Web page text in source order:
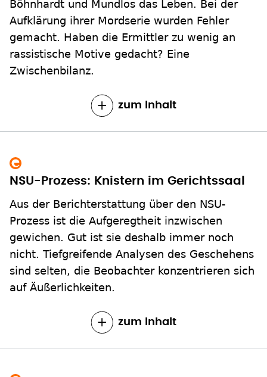
Böhnhardt und Mundlos das Leben. Bei der
Aufklärung ihrer Mordserie wurden Fehler
gemacht. Haben die Ermittler zu wenig an
rassistische Motive gedacht? Eine
Zwischenbilanz.
zum Inhalt
NSU-Prozess: Knistern im Gerichtssaal
Aus der Berichterstattung über den NSU-
Prozess ist die Aufgeregtheit inzwischen
gewichen. Gut ist sie deshalb immer noch
nicht. Tiefgreifende Analysen des Geschehens
sind selten, die Beobachter konzentrieren sich
auf Äußerlichkeiten.
zum Inhalt